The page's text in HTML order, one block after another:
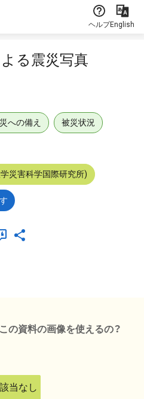
ヘルプEnglish
る震災写真
への備え 被災状況
災害科学国際研究所)
の資料の画像を使えるの？
該当なし